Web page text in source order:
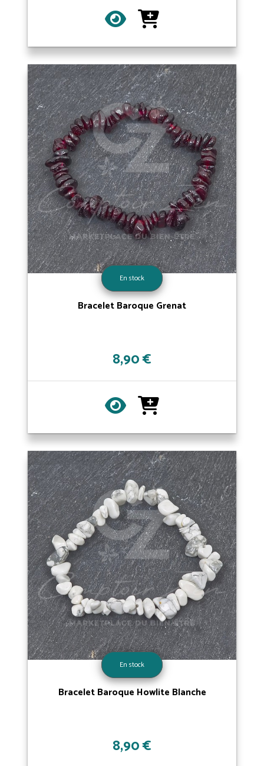
En stock
Bracelet Baroque Grenat
8,90 €
En stock
Bracelet Baroque Howlite Blanche
8,90 €